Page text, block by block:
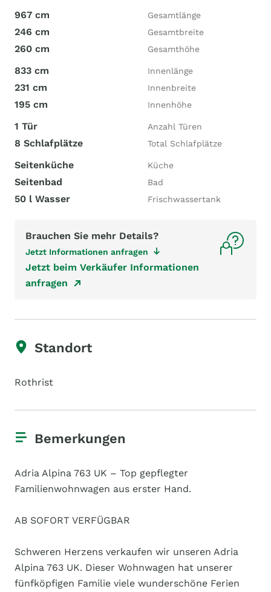
967 cm Gesamtlänge
246 cm Gesamtbreite
260 cm Gesamthöhe
833 cm Innenlänge
231 cm Innenbreite
195 cm Innenhöhe
1 Tür Anzahl Türen
8 Schlafplätze Total Schlafplätze
Seitenküche Küche
Seitenbad Bad
50 l Wasser Frischwassertank
Brauchen Sie mehr Details?
Jetzt Informationen anfragen
Jetzt beim Verkäufer Informationen
anfragen
Standort
Rothrist
Bemerkungen
Adria Alpina 763 UK – Top gepflegter
Familienwohnwagen aus erster Hand.
AB SOFORT VERFÜGBAR
Schweren Herzens verkaufen wir unseren Adria
Alpina 763 UK. Dieser Wohnwagen hat unserer
fünfköpfigen Familie viele wunderschöne Ferien